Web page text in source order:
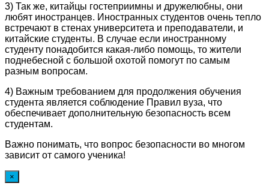
3) Так же, китайцы гостеприимны и дружелюбны, они
любят иностранцев. Иностранных студентов очень тепло
встречают в стенах университета и преподаватели, и
китайские студенты. В случае если иностранному
студенту понадобится какая-либо помощь, то жители
поднебесной с большой охотой помогут по самым
разным вопросам.
4) Важным требованием для продолжения обучения
студента является соблюдение Правил вуза, что
обеспечивает дополнительную безопасность всем
студентам.
Важно понимать, что вопрос безопасности во многом
зависит от самого ученика!
×